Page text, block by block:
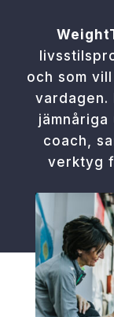
och som
vardagen.
coach,
verktyg